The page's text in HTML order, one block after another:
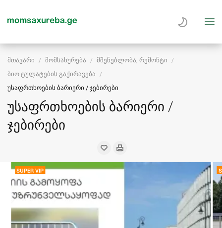
მთავარი მომსახურება
მშენებლობა, რემონტი
ბიო ტულატების გაქირავება
უსაფრთხოების ბარიერი / ჯებირები
უსაფრთხოების ბარიერი /
ჯებირები
SUPER VIP